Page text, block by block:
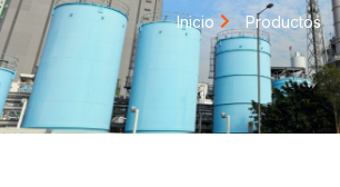
Inicio Productos